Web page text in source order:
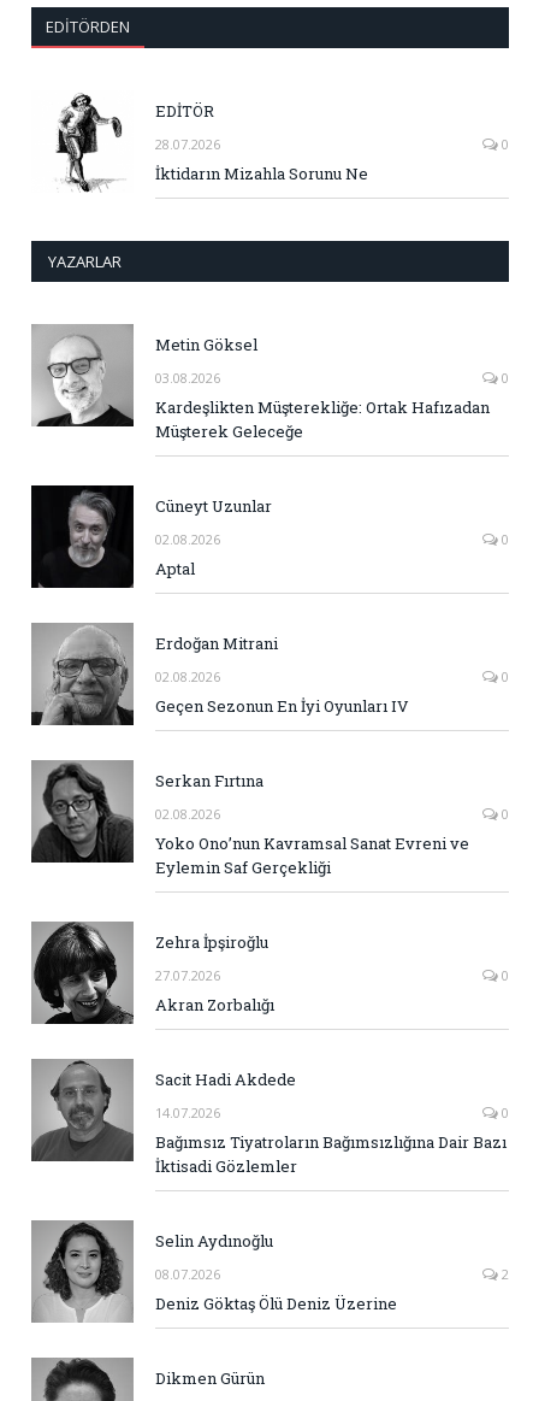
EDITÖRDEN
EDİTÖR
28.07.2026 0
İktidarın Mizahla Sorunu Ne
YAZARLAR
Metin Göksel
03.08.2026 0
Kardeşlikten Müşterekliğe: Ortak Hafızadan
Müşterek Geleceğe
Cüneyt Uzunlar
02.08.2026 0
Aptal
Erdoğan Mitrani
02.08.2026 0
Geçen Sezonun En İyi Oyunları IV
Serkan Fırtına
02.08.2026 0
Yoko Ono’nun Kavramsal Sanat Evreni ve
Eylemin Saf Gerçekliği
Zehra İpşiroğlu
27.07.2026 0
Akran Zorbalığı
Sacit Hadi Akdede
14.07.2026 0
Bağımsız Tiyatroların Bağımsızlığına Dair Bazı
İktisadi Gözlemler
Selin Aydınoğlu
08.07.2026 2
Deniz Göktaş Ölü Deniz Üzerine
Dikmen Gürün